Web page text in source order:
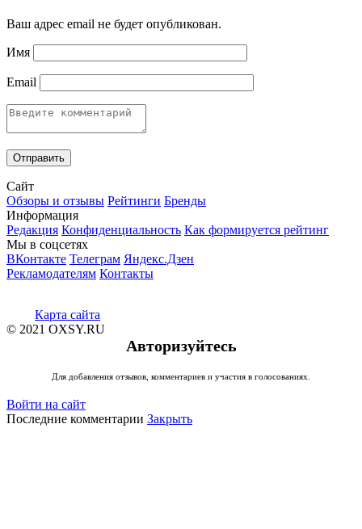
Ваш адрес email не будет опубликован.
Имя
Email
Сайт
Обзоры и отзывы Рейтинги Бренды
Информация
Редакция Конфиденциальность Как формируется рейтинг
Мы в соцсетях
ВКонтакте Телеграм Яндекс.Дзен
Рекламодателям Контакты
Карта сайта
© 2021 OXSY.RU
Авторизуйтесь
Для добавления отзывов, комментариев и участия в голосованиях.
Войти на сайт
Последние комментарии Закрыть